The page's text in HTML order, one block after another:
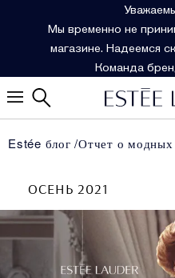
Мы временно не
магазине. Надеемся
Команда
Estée блог Отчет о модных
ОСЕНЬ 2021